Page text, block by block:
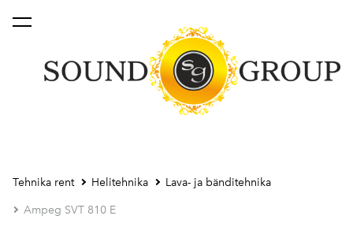
lisati ostukorvi. Vaata ostukorvi
Tehnika rent Helitehnika Lava- ja bänditehnika
Ampeg SVT 810 E